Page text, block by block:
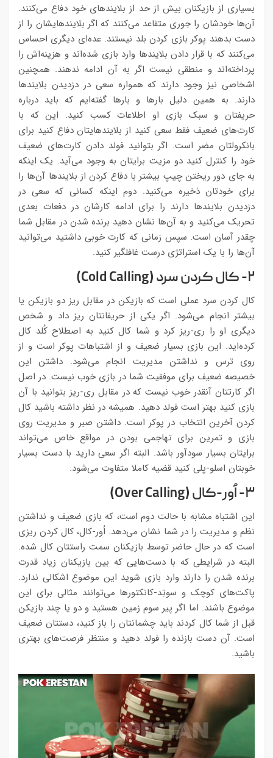
بسیاری از بازیکنان بیش از حد از بلایندهای خود دفاع می‌کنند.
آن‌ها خودشان را جوری متقاعد می‌کنند که اگر بلایندهایشان را از
دست بدهند پوکر بازی کردن بلد نیستند. عده‌ای دیگری احساس
می‌کنند که با قرار دادن بلایندها وارد بازی شده‌اند و هزینه‌اش را
پرداخته‌اند و منطقی نیست اگر به آن ادامه ندهند. همچنین
اشخاصی نیز وجود دارند که همواره سعی در دزدیدن بلایندها
دارند. به همین دلیل بارها و بارها گفته‌ایم که باید درباره
حریفتان و سبک بازی او اطلاعات کسب کنید. این که با
کارت‌های ضعیف فقط سعی کنید از بلایندهایتان دفاع کنید برای
بانکرولتان مضر است. اگر بتوانید فولد دادن کارت‌های ضعیف
خود را کنترل کنید دو مزیت برایتان به وجود می‌آید. یک اینکه
به جای دور ریختن چیپ بیشتر با دفاع کردن از بلایندها آن‌ها را
برای خودتان ذخیره می‌کنید. دوم اینکه کسانی که سعی در
دزدیدن بلایندها دارند را برای ادامه کارشان در دفعات بعدی
تحریک می‌کنید و به آن‌ها نشان دهید برنده شدن در مقابل شما
چقدر آسان است. سپس زمانی که کارت خوبی داشتید می‌توانید
آن‌ها را با یک استراتژی درست غافلگیر کنید.
۲- کال کردن سرد (Cold Calling)
کال کردن سرد عملی است که بازیکن در مقابل ریز دو بازیکن یا
بیشتر انجام می‌شود. اگر یکی از حریفانتان ریز داد و شخص
دیگری او را ری-ریز کرد و شما کال کنید به اصطلاح کُلد کال
کرده‌اید. این بازی بسیار ضعیف و از اشتباهات پوکر است و از
روی ترس و نداشتن مدیریت انجام می‌شود. داشتن این
خصیصه ضعیف برای موفقیت شما در بازی خوب نیست. در اصل
اگر کارتتان آنقدر خوب نیست که در مقابل ری-ریز بتوانید با آن
بازی کنید بهتر است فولد دهید. همیشه در نظر داشته باشید کال
کردن آخرین انتخاب در پوکر است. داشتن صبر و مدیریت روی
بازی و تمرین برای تهاجمی بودن در مواقع خاص می‌تواند
برایتان بسیار سودآور باشد. البته اگر سعی دارید با دست بسیار
خوبتان اسلو-پلی کنید قضیه کاملا متفاوت می‌شود.
۳- اُور-کال (Over Calling)
این اشتباه مشابه با حالت دوم است، که بازی ضعیف و نداشتن
نظم و مدیریت را در شما نشان می‌دهد. اُور-کال، کال کردن ریزی
است که در حال حاضر توسط بازیکنان سمت راستتان کال شده.
البته در شرایطی که با دست‌هایی که بین بازیکنان زیاد قدرت
برنده شدن را دارند وارد بازی شوید این موضوع اشکالی ندارد.
پاکت‌های کوچک و سوتِد-کانکتورها می‌توانند مثالی برای این
موضوع باشند. اما اگر پیر سوم زمین هستید و دو یا چند بازیکن
قبل از شما کال کردند باید چشمانتان را باز کنید، دستتان ضعیف
است. آن دست بازنده را فولد دهید و منتظر فرصت‌های بهتری
باشید.